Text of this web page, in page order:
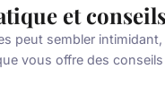
et
peut sembler
vous offre des